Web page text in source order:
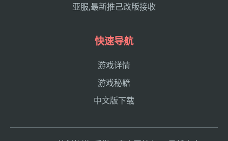
亚服,最新推己改版接收
快速导航
游戏详情
游戏秘籍
中文版下载